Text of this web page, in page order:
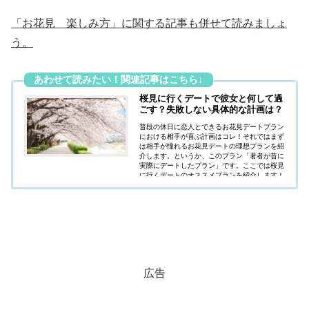
「お花見 楽しみ方」に関する記事も併せて読みましょ
う。
桜見に行くデートで彼女と何して過
ごす？失敗しない具体的な計画は？
普段の休日に恋人とできるお花見デートプラン
における相手が喜ぶ計画はコレ！それではまず
は相手が憧れるお花見デートの理想プランを紹
介します。というか、このプラン「著者が昔に
実際にデートしたプラン」です。ここでは桜見
に行くデートのオススメプランを紹介します！
広告